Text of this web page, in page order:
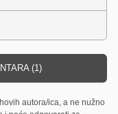
(1)
autora/ica, a ne nužno